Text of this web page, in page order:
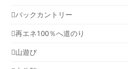
バックカントリー
再エネ100％へ道のり
山遊び